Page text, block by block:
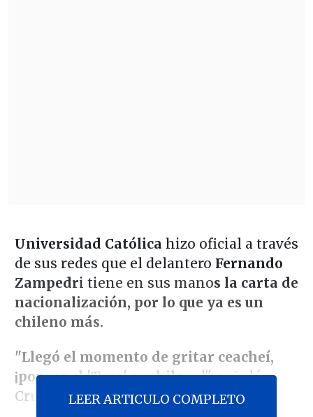
Universidad Católica hizo oficial a través
de sus redes que el delantero Fernando
Zampedri tiene en sus manos la carta de
nacionalización, por lo que ya es un
chileno más.
"Llegó el momento de gritar ceacheí,
¡porque el 'Toro' es chileno!", señaló
Cruzados durante esta jornada.
LEER ARTICULO COMPLETO